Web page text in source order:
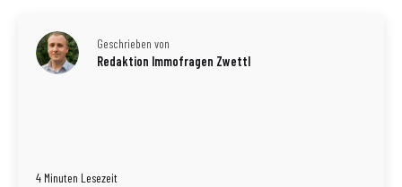
Geschrieben von
Redaktion Immofragen Zwettl
4 Minuten Lesezeit